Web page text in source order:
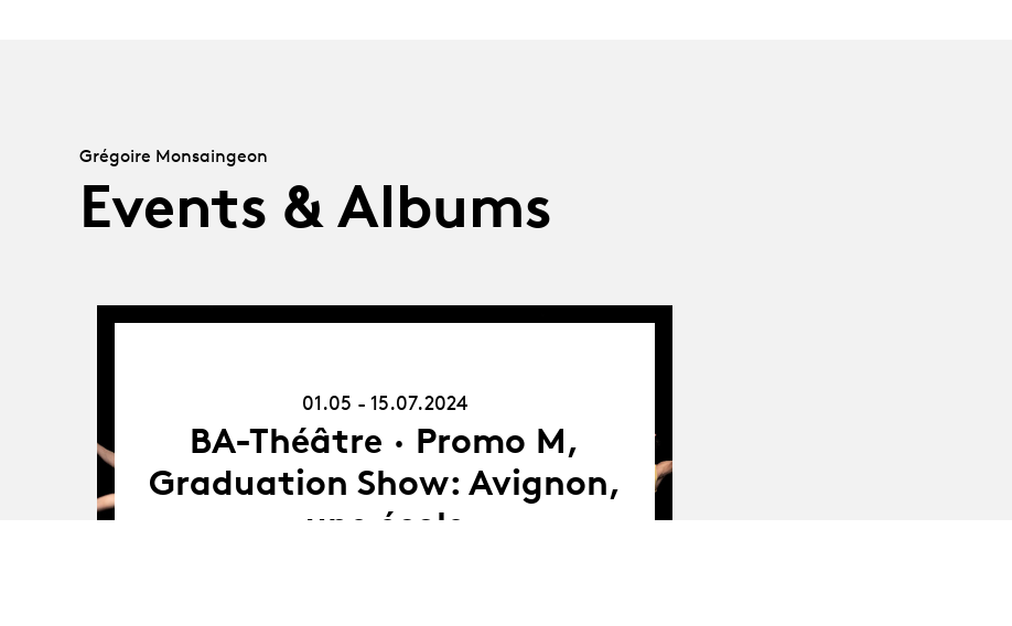
Grégoire Monsaingeon
Events & Albums
01.05 - 15.07.2024
BA-Théâtre · Promo M,
Graduation Show: Avignon,
une école